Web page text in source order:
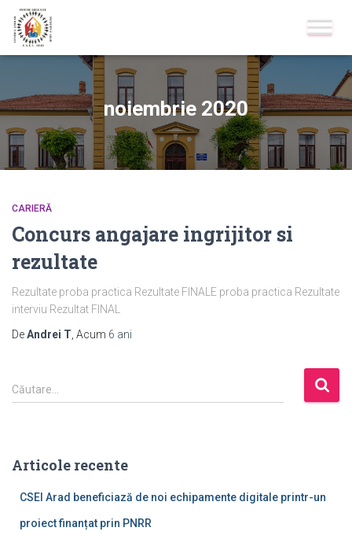
noiembrie 2020
CARIERĂ
Concurs angajare ingrijitor si
rezultate
Rezultate proba practica Rezultate FINALE proba practica Rezultate
interviu Rezultat FINAL
DeAndrei T , Acum 6 ani
C
a
d
Căutare…
Articole recente
CSEI Arad beneficiază de noi echipamente digitale printr-un
proiect finanțat prin PNRR